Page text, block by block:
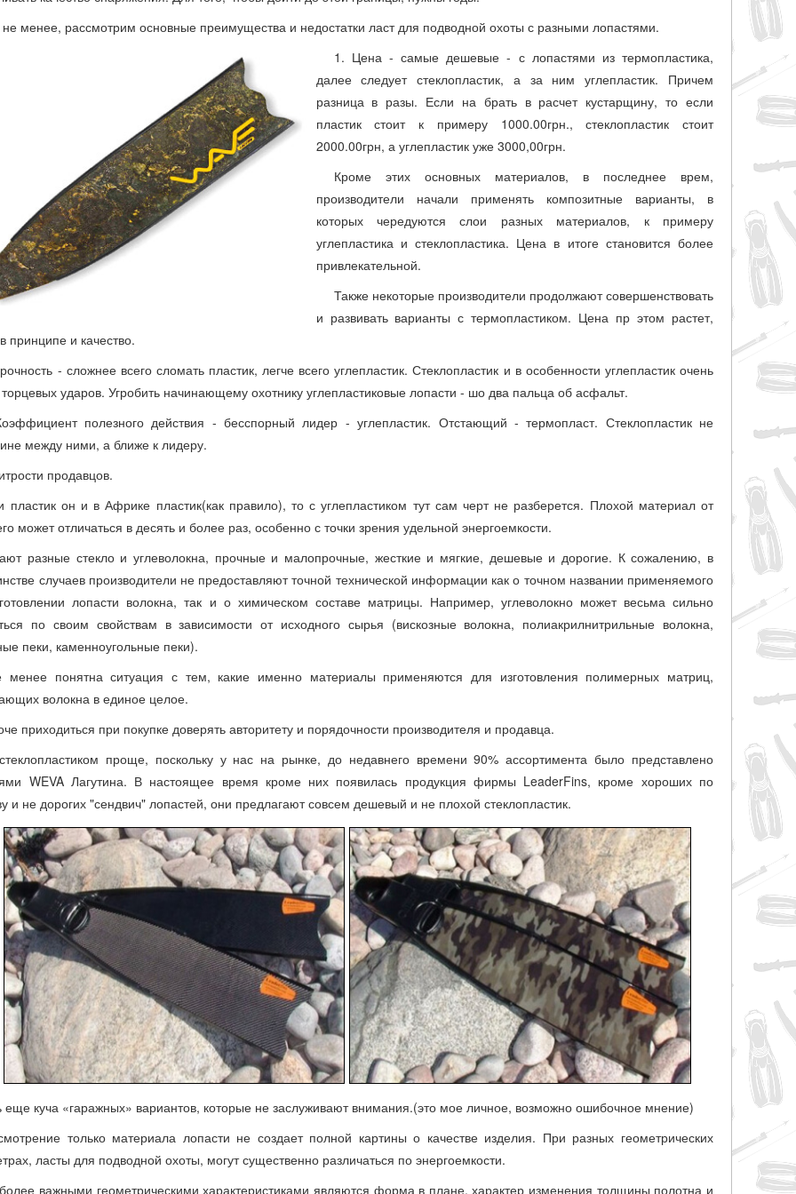
менее, рассмотрим основные преимущества и недостатки ласт для подводной охоты с разными лопастями.
1. Цена - самые дешевые - с лопастями из термопластика,
далее следует стеклопластик, а за ним углепластик. Причем
разница в разы. Если на брать в расчет кустарщину, то если
пластик стоит к примеру 1000.00грн., стеклопластик стоит
2000.00грн, а углепластик уже 3000,00грн.
Кроме этих основных материалов, в последнее врем,
производители начали применять композитные варианты, в
которых чередуются слои разных материалов, к примеру
углепластика и стеклопластика. Цена в итоге становится более
привлекательной.
Также некоторые производители продолжают совершенствовать
и развивать варианты с термопластиком. Цена пр этом растет,
принципе и качество.
- сложнее всего сломать пластик, легче всего углепластик. Стеклопластик и в особенности углепластик очень
ударов. Угробить начинающему охотнику углепластиковые лопасти - шо два пальца об асфальт.
полезного действия - бесспорный лидер - углепластик. Отстающий - термопласт. Стеклопластик не
между ними, а ближе к лидеру.
продавцов.
пластик он и в Африке пластик(как правило), то с углепластиком тут сам черт не разберется. Плохой материал от
может отличаться в десять и более раз, особенно с точки зрения удельной энергоемкости.
разные стекло и углеволокна, прочные и малопрочные, жесткие и мягкие, дешевые и дорогие. К сожалению, в
случаев производители не предоставляют точной технической информации как о точном названии применяемого
лопасти волокна, так и о химическом составе матрицы. Например, углеволокно может весьма сильно
по своим свойствам в зависимости от исходного сырья (вискозные волокна, полиакрилнитрильные волокна,
пеки, каменноугольные пеки).
понятна ситуация с тем, какие именно материалы применяются для изготовления полимерных матриц,
волокна в единое целое.
приходиться при покупке доверять авторитету и порядочности производителя и продавца.
проще, поскольку у нас на рынке, до недавнего времени 90% ассортимента было представлено
WEVA Лагутина. В настоящее время кроме них появилась продукция фирмы LeaderFins, кроме хороших по
и не дорогих "сендвич" лопастей, они предлагают совсем дешевый и не плохой стеклопластик.
еще куча «гаражных» вариантов, которые не заслуживают внимания.(это мое личное, возможно ошибочное мнение)
только материала лопасти не создает полной картины о качестве изделия. При разных геометрических
ласты для подводной охоты, могут существенно различаться по энергоемкости.
важными геометрическими характеристиками являются форма в плане, характер изменения толщины полотна и